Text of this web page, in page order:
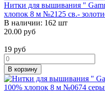
Нитки для вышивания "
хлопок 8 м №2125 св.-
В наличии: 162 шт
20.00 руб
19 руб
В корзину